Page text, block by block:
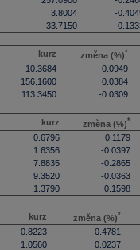
3.8004 -
33.7150 -
kurz změna (%)*
10.3684 -0.0949
156.1600 0.0384
113.3450 -0.0309
kurz změna (%)*
0.6796 0.1179
1.6356 -0.0397
7.8835 -0.2865
9.3520 -0.0363
1.3790 0.1598
kurz změna (%)*
0.8223 -0.4781
1.0560 0.0237